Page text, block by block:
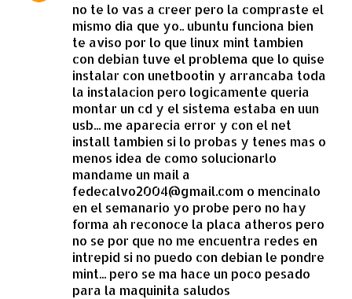
no te lo vas a creer pero la compraste el
mismo dia que yo.. ubuntu funciona bien
te aviso por lo que linux mint tambien
con debian tuve el problema que lo quise
instalar con unetbootin y arrancaba toda
la instalacion pero logicamente queria
montar un cd y el sistema estaba en uun
usb... me aparecia error y con el net
install tambien si lo probas y tenes mas o
menos idea de como solucionarlo
mandame un mail a
fedecalvo2004@gmail.com o mencinalo
en el semanario yo probe pero no hay
forma ah reconoce la placa atheros pero
no se por que no me encuentra redes en
intrepid si no puedo con debian le pondre
mint... pero se ma hace un poco pesado
para la maquinita saludos